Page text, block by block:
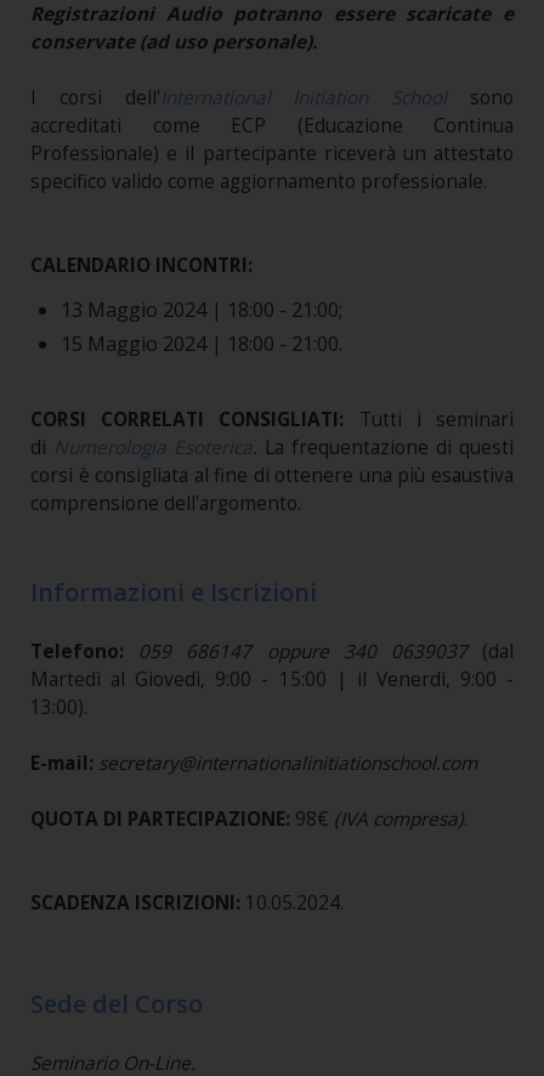
Registrazioni Audio potranno essere scaricate e
conservate (ad uso personale).
I corsi dell'International Initiation Schoolsono
accreditati come ECP (Educazione Continua
Professionale) e il partecipante riceverà un attestato
specifico valido come aggiornamento professionale.
CALENDARIO INCONTRI:
13 Maggio 2024 | 18:00 - 21:00;
15 Maggio 2024 | 18:00 - 21:00.
CORSI CORRELATI CONSIGLIATI: Tutti i seminari
di Numerologia Esoterica. La frequentazione di questi
corsi è consigliata al fine di ottenere una più esaustiva
comprensione dell'argomento.
Informazioni e Iscrizioni
Telefono: 059 686147 oppure 340 0639037 (dal
Martedì al Giovedì, 9:00 - 15:00 | il Venerdì, 9:00 -
13:00).
E-mail: secretary@internationalinitiationschool.com
QUOTA DI PARTECIPAZIONE: 98€ (IVA compresa).
SCADENZA ISCRIZIONI: 10.05.2024.
Sede del Corso
Seminario On-Line.